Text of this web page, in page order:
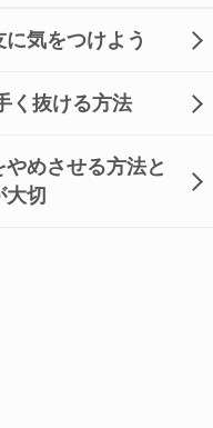
気をつけよう
く抜ける方法
めさせる方法と
切